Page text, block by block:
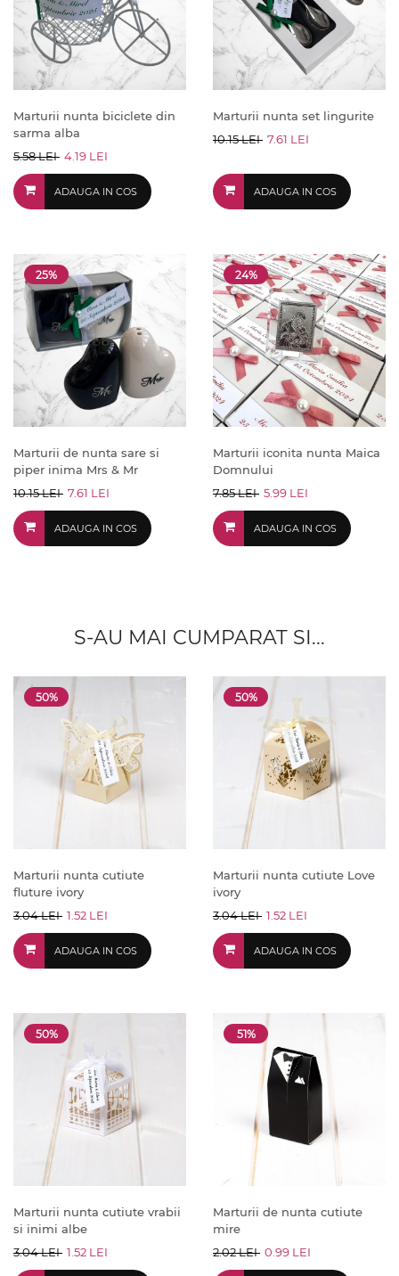
Marturii nunta biciclete din
sarma alba
5.58 LEI 4.19 LEI
ADAUGA IN COS
Marturii nunta set lingurite
10.15 LEI 7.61 LEI
ADAUGA IN COS
25%
Marturii de nunta sare si
piper inima Mrs & Mr
10.15 LEI 7.61 LEI
ADAUGA IN COS
24%
Marturii iconita nunta Maica
Domnului
7.85 LEI 5.99 LEI
ADAUGA IN COS
S-AU MAI CUMPARAT SI...
50%
Marturii nunta cutiute
fluture ivory
3.04 LEI 1.52 LEI
ADAUGA IN COS
50%
Marturii nunta cutiute Love
ivory
3.04 LEI 1.52 LEI
ADAUGA IN COS
50%
Marturii nunta cutiute vrabii
si inimi albe
3.04 LEI 1.52 LEI
51%
Marturii de nunta cutiute
mire
2.02 LEI 0.99 LEI